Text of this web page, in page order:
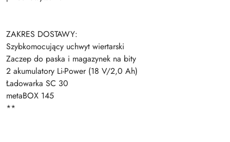
ZAKRES DOSTAWY:
Szybkomocujący uchwyt wiertarski
Zaczep do paska i magazynek na bity
2 akumulatory Li-Power (18 V/2,0 Ah)
Ładowarka SC 30
metaBOX 145
**